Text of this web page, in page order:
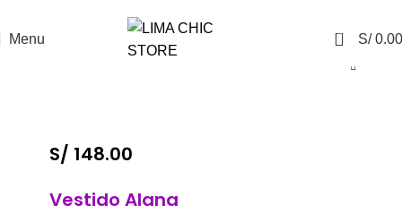
Menu 0 S/0.00
S/ 148.00
Vestido Alana